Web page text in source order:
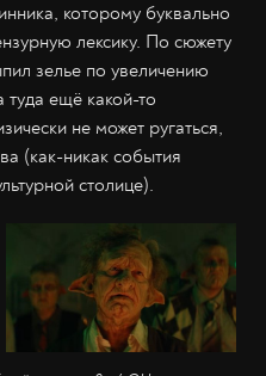
которому буквально
лексику. По сюжету
зелье по увеличению
ещё какой-то
не может ругаться,
(как-никак события
столице).